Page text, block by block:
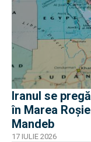
Iranul se
în Marea Roșie. Vizată,
Mandeb
17 IULIE 2026